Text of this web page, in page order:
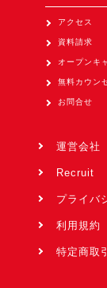
アクセス
資料請求
オープンキ
無料カウン
お問合せ
運営会社
Recruit
プライバ
利用規約
特定商取